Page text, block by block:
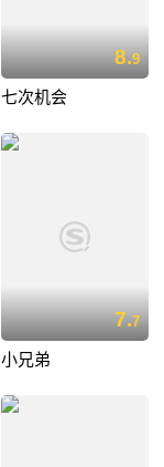
8.9
七次机会
7.7
小兄弟